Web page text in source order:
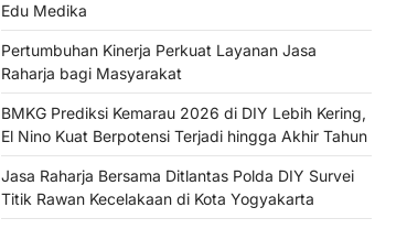
Edu Medika
Pertumbuhan Kinerja Perkuat Layanan Jasa
Raharja bagi Masyarakat
BMKG Prediksi Kemarau 2026 di DIY Lebih Kering,
El Nino Kuat Berpotensi Terjadi hingga Akhir Tahun
Jasa Raharja Bersama Ditlantas Polda DIY Survei
Titik Rawan Kecelakaan di Kota Yogyakarta